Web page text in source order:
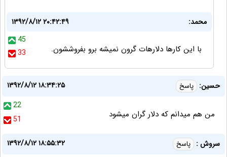
محمد:
۱۳۹۲/۸/۱۲ ۲۰:۴۲:۴۹
45
33
با این کارها دلارهات گرون نمیشه برو بفروششون.
حسین: پاسخ
۱۳۹۲/۸/۱۲ ۱۸:۳۴:۲۵
22
51
من هم میدانم که دلار گران میشود
سروش : پاسخ
۱۳۹۲/۸/۱۲ ۱۸:۵۵:۳۲